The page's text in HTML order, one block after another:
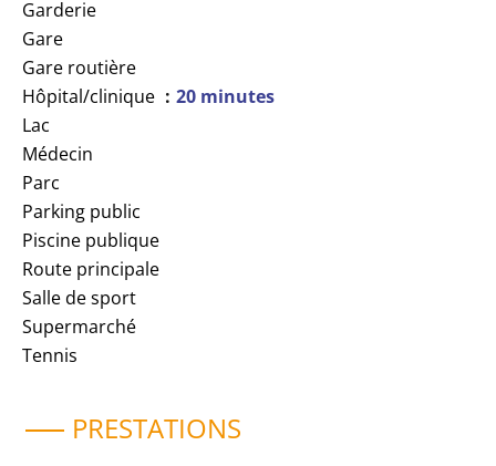
Garderie
Gare
Gare routière
Hôpital/clinique
20 minutes
Lac
Médecin
Parc
Parking public
Piscine publique
Route principale
Salle de sport
Supermarché
Tennis
PRESTATIONS